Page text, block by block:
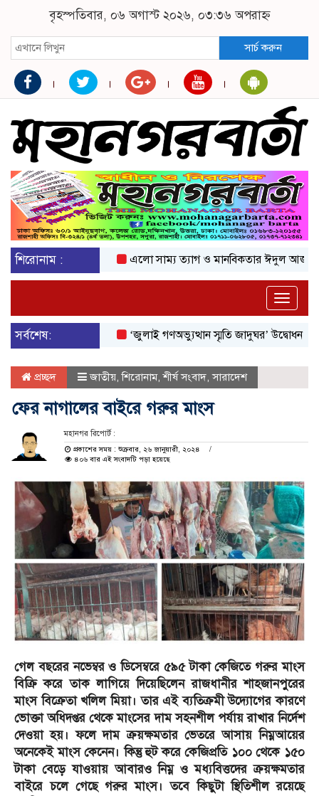
বৃহস্পতিবার, ০৬ অগাস্ট ২০২৬, ০৩:৩৬ অপরাহ্ন
সার্চ করুন
শিরোনাম : এলো সাম্য ত্যাগ ও মানবিকতার ঈদুল আজহা
Toggle
সর্বশেষ:
‘জুলাই গণঅভ্যুত্থান স্মৃতি জাদুঘর’ উদ্বোধন করলেন
প্রচ্ছদ জাতীয়,শিরোনাম,শীর্ষ সংবাদ,সারাদেশ
ফের নাগালের বাইরে গরুর মাংস
মহানগর রিপোর্ট :
প্রকাশের সময় : শুক্রবার, ২৬ জানুয়ারী, ২০২৪
৪০৬ বার এই সংবাদটি পড়া হয়েছে
গেল বছরের নভেম্বর ও ডিসেম্বরে ৫৯৫ টাকা কেজিতে গরুর মাংস
বিক্রি করে তাক লাগিয়ে দিয়েছিলেন রাজধানীর শাহজানপুরের
মাংস বিক্রেতা খলিল মিয়া। তার এই ব্যতিক্রমী উদ্যোগের কারণে
ভোক্তা অধিদপ্তর থেকে মাংসের দাম সহনশীল পর্যায় রাখার নির্দেশ
দেওয়া হয়। ফলে দাম ক্রয়ক্ষমতার ভেতরে আসায় নিম্নআয়ের
অনেকেই মাংস কেনেন। কিন্তু হুট করে কেজিপ্রতি ১০০ থেকে ১৫০
টাকা বেড়ে যাওয়ায় আবারও নিম্ন ও মধ্যবিত্তদের ক্রয়ক্ষমতার
বাইরে চলে গেছে গরুর মাংস। তবে কিছুটা স্থিতিশীল রয়েছে